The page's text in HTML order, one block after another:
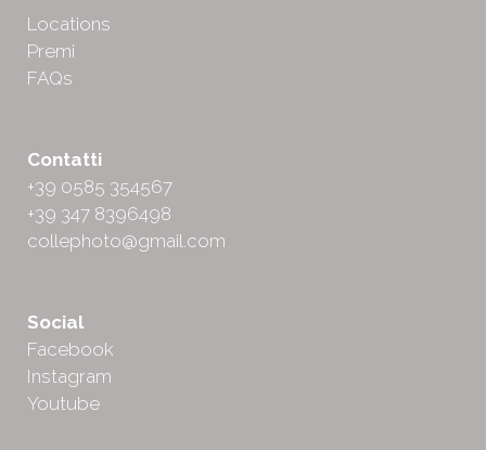
Locations
Premi
FAQs
Contatti
+39 0585 354567
+39 347 8396498
collephoto@gmail.com
Social
Facebook
Instagram
Youtube